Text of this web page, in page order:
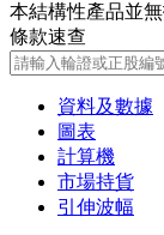
本結構性產品並
條款速查
資料及數據
圖表
計算機
市場持貨
引伸波幅